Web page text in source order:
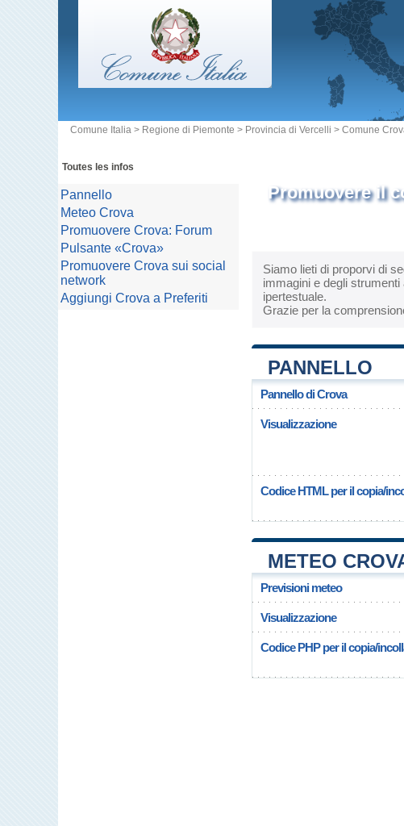
Comune Italia > Regione di Piemonte > Provincia di Vercelli > Comune
Promuovere il
Siamo lieti di proporvi di
immagini e degli
ipertestuale.
Grazie per la
PANNELLO
Pannello di Crova
Visualizzazione
Codice HTML per il copia/
METEO
Previsioni meteo
Visualizzazione
Codice PHP per il copia/
Toutes les infos
Pannello
Meteo Crova
Promuovere Crova: Forum
Pulsante «Crova»
Promuovere Crova sui social
network
Aggiungi Crova a Preferiti